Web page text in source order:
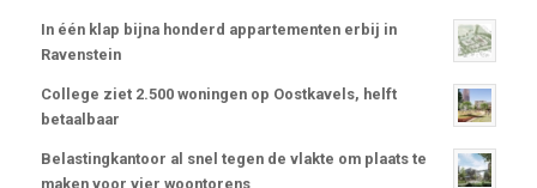
In één klap bijna honderd appartementen erbij in
Ravenstein
College ziet 2.500 woningen op Oostkavels, helft
betaalbaar
Belastingkantoor al snel tegen de vlakte om plaats te
maken voor vier woontorens